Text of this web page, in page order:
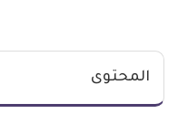
المحتوى